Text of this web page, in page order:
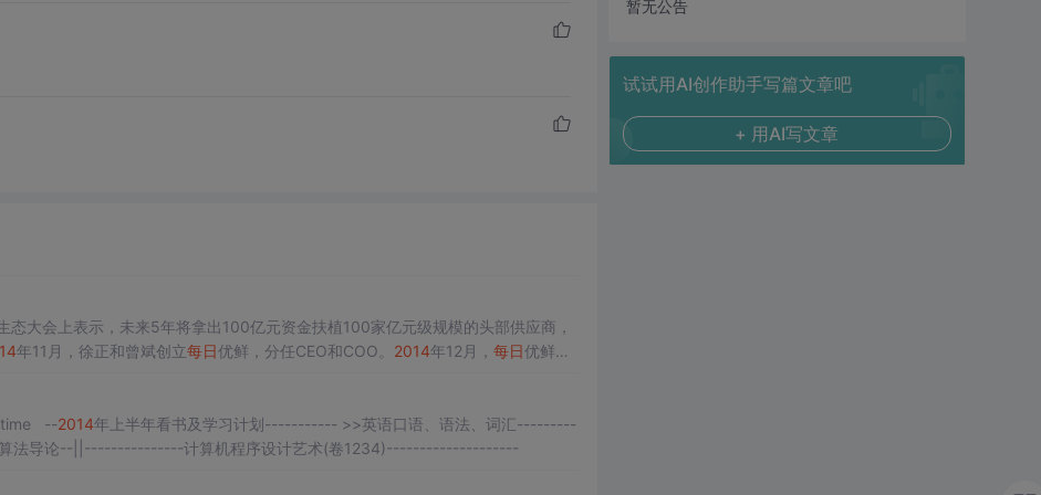
态大会上表示，未来5年将拿出100亿元资金扶植100家亿元级规模的头部供应商，
年11月，徐正和曾斌创立每日优鲜，分任CEO和COO。 2014年12月， 每日优鲜正
每天100单到每天1000单，并很快突破了
time --2014年上半年看书及学习计划----------- >>英语口语、语法、词汇---------
法导论--||---------------计算机程序设计艺术(卷1234)--------------------
暂无公告
试试用AI创作助手写篇文章吧
+ 用AI写文章